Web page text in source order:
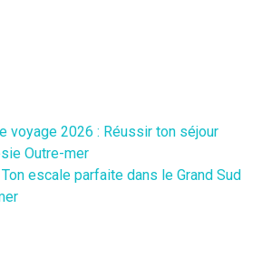
voyage 2026 : Réussir ton séjour
Outre-mer
escale parfaite dans le Grand Sud